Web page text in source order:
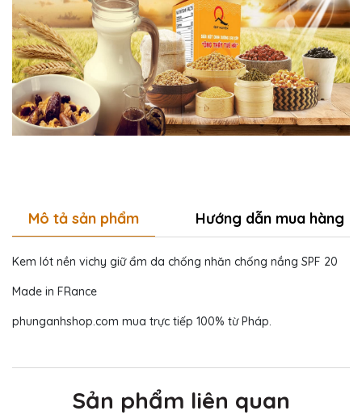
Mô tả sản phẩm Hướng dẫn mua hàng
Kem lót nền vichy giữ ẩm da chống nhăn chống nắng SPF 20
Made in FRance
phunganhshop.com mua trực tiếp 100% từ Pháp.
Sản phẩm liên quan